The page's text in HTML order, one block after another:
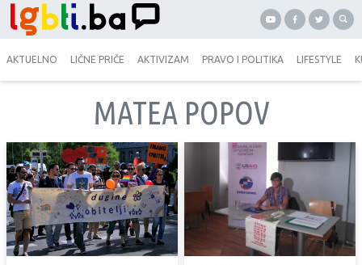
AKTUELNO LIČNE PRIČE AKTIVIZAM PRAVO I POLITIKA LIFESTYLE
MATEA POPOV